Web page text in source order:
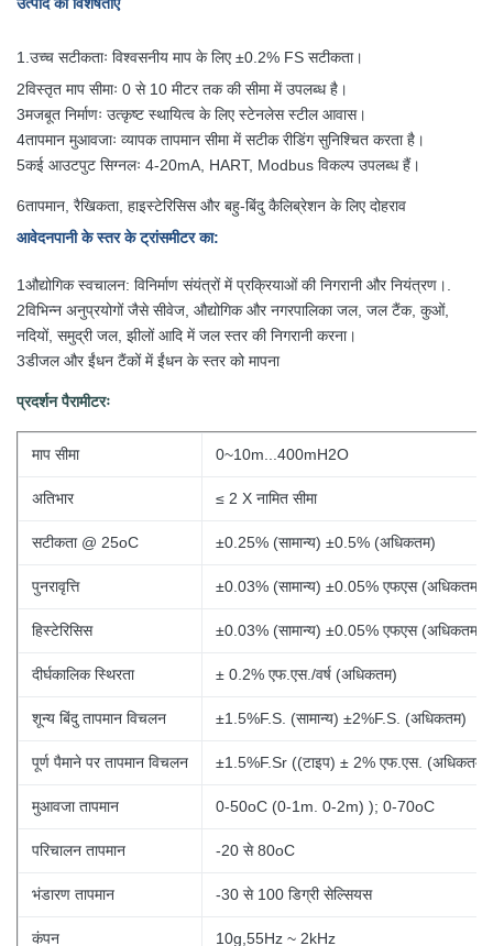
1. उच्च सटीकताः विश्वसनीय माप के लिए ±0.2% FS सटीकता।
2विस्तृत माप सीमाः 0 से 10 मीटर तक की सीमा में उपलब्ध है।
3मजबूत निर्माणः उत्कृष्ट स्थायित्व के लिए स्टेनलेस स्टील आवास।
4तापमान मुआवजाः व्यापक तापमान सीमा में सटीक रीडिंग सुनिश्चित करता है।
5कई आउटपुट सिग्नलः 4-20mA, HART, Modbus विकल्प उपलब्ध हैं।
6तापमान, रैखिकता, हाइस्टेरिसिस और बहु-बिंदु कैलिब्रेशन के लिए दोहराव
आवेदनपानी के स्तर के ट्रांसमीटर का:
1औद्योगिक स्वचालन: विनिर्माण संयंत्रों में प्रक्रियाओं की निगरानी और नियंत्रण।
2विभिन्न अनुप्रयोगों जैसे सीवेज, औद्योगिक और नगरपालिका जल, जल टैंक, कुओं,
नदियों, समुद्री जल, झीलों आदि में जल स्तर की निगरानी करना।
3डीजल और ईंधन टैंकों में ईंधन के स्तर को मापना
प्रदर्शन पैरामीटरः
माप सीमा 0~10m...400mH2O
अतिभार ≤ 2 X नामित सीमा
सटीकता @ 25oC ±0.25% (सामान्य) ±0.5% (अधिकतम)
पुनरावृत्ति ±0.03% (सामान्य) ±0.05% एफएस (अधिकतम)
हिस्टेरिसिस ±0.03% (सामान्य) ±0.05% एफएस (अधिकतम)
दीर्घकालिक स्थिरता ± 0.2% एफ.एस./वर्ष (अधिकतम)
शून्य बिंदु तापमान विचलन ±1.5%F.S. (सामान्य) ±2%F.S. (अधिकतम)
पूर्ण पैमाने पर तापमान विचलन ±1.5%F.Sr ((टाइप) ± 2% एफ.एस. (अधिकतम)
मुआवजा तापमान 0-50oC (0-1m. 0-2m) ); 0-70oC
परिचालन तापमान -20 से 80oC
भंडारण तापमान -30 से 100 डिग्री सेल्सियस
कंपन 10g,55Hz ~ 2kHz